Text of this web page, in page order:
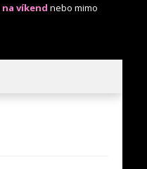
na víkend nebo mimo